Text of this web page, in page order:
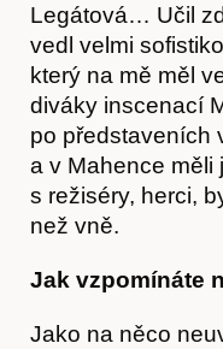
Legátová… Učil
vedl velmi
který na mě měl
diváky inscenací
po představeních
a v Mahence měli
s režiséry, herci,
než vně.
Jak vzpomínáte
Jako na něco